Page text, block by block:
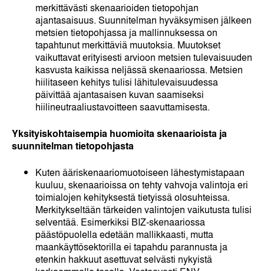
merkittävästi skenaarioiden tietopohjan
ajantasaisuus. Suunnitelman hyväksymisen jälkeen
metsien tietopohjassa ja mallinnuksessa on
tapahtunut merkittäviä muutoksia. Muutokset
vaikuttavat erityisesti arvioon metsien tulevaisuuden
kasvusta kaikissa neljässä skenaariossa. Metsien
hiilitaseen kehitys tulisi lähitulevaisuudessa
päivittää ajantasaisen kuvan saamiseksi
hiilineutraaliustavoitteen saavuttamisesta.
Yksityiskohtaisempia huomioita skenaarioista ja
suunnitelman tietopohjasta
Kuten ääriskenaariomuotoiseen lähestymistapaan
kuuluu, skenaarioissa on tehty vahvoja valintoja eri
toimialojen kehityksestä tietyissä olosuhteissa.
Merkitykseltään tärkeiden valintojen vaikutusta tulisi
selventää. Esimerkiksi BIZ-skenaariossa
päästöpuolella edetään mallikkaasti, mutta
maankäyttösektorilla ei tapahdu parannusta ja
etenkin hakkuut asettuvat selvästi nykyistä